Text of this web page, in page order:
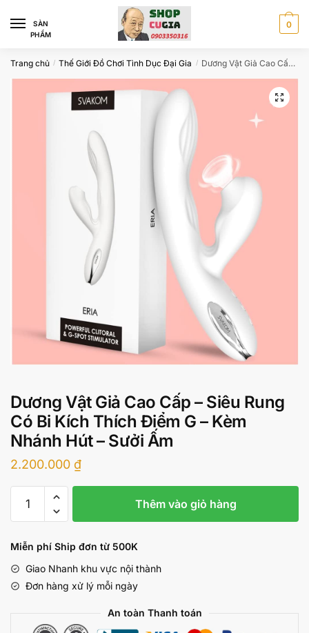
navigation
content
SÀN
PHẨM
0
Trang chủ / Thế Giới Đồ Chơi Tình Dục Đại Gia / Dương Vật Giả Cao Cấp – Siêu Rung Có Bi Kích Thích Điểm G – Kèm Nhánh Hút – Sưởi Ấm
Dương Vật Giả Cao Cấp – Siêu Rung
Có Bi Kích Thích Điểm G – Kèm
Nhánh Hút – Sưởi Ấm
2.200.000 ₫
Cao
-
Siêu
Thêm vào giỏ hàng
Miễn phí Ship đơn từ 500K
Giao Nhanh khu vực nội thành
Đơn hàng xử lý mỗi ngày
An toàn Thanh toán